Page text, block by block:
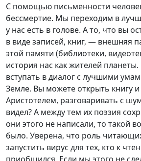
С помощью письменности
бессмертие. Мы переходим в
у нас есть в голове. А то, что вы
в виде записей, книг, — внешняя
этой памяти (библиотеки,
история нас как жителей планеты.
вступать в диалог с лучшими
Земле. Вы можете открыть книгу и
Аристотелем, разговаривать с
видел? А между тем их поэзия
они этого не написали, то такой
было. Уверена, что роль
запустить вирус для тех, кто к